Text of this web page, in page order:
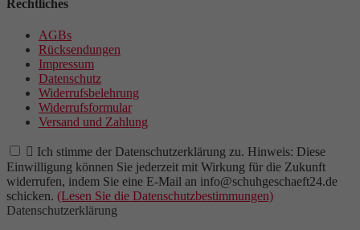
Rechtliches
AGBs
Rücksendungen
Impressum
Datenschutz
Widerrufsbelehrung
Widerrufsformular
Versand und Zahlung
 Ich stimme der Datenschutzerklärung zu. Hinweis: Diese
Einwilligung können Sie jederzeit mit Wirkung für die Zukunft
widerrufen, indem Sie eine E-Mail an info@schuhgeschaeft24.de
schicken. (Lesen Sie die Datenschutzbestimmungen)
Datenschutzerklärung